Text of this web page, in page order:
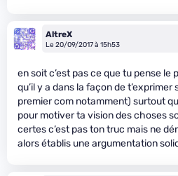
AltreX
Le 20/09/2017 à 15h53
en soit c’est pas ce que tu pense le
qu’il y a dans la façon de
premier com notamment) surtout
pour motiver ta vision des choses
certes c’est pas ton truc mais ne
alors établis une argumentation